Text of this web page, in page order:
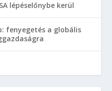
lépéselőnybe kerül
fenyegetés a globális